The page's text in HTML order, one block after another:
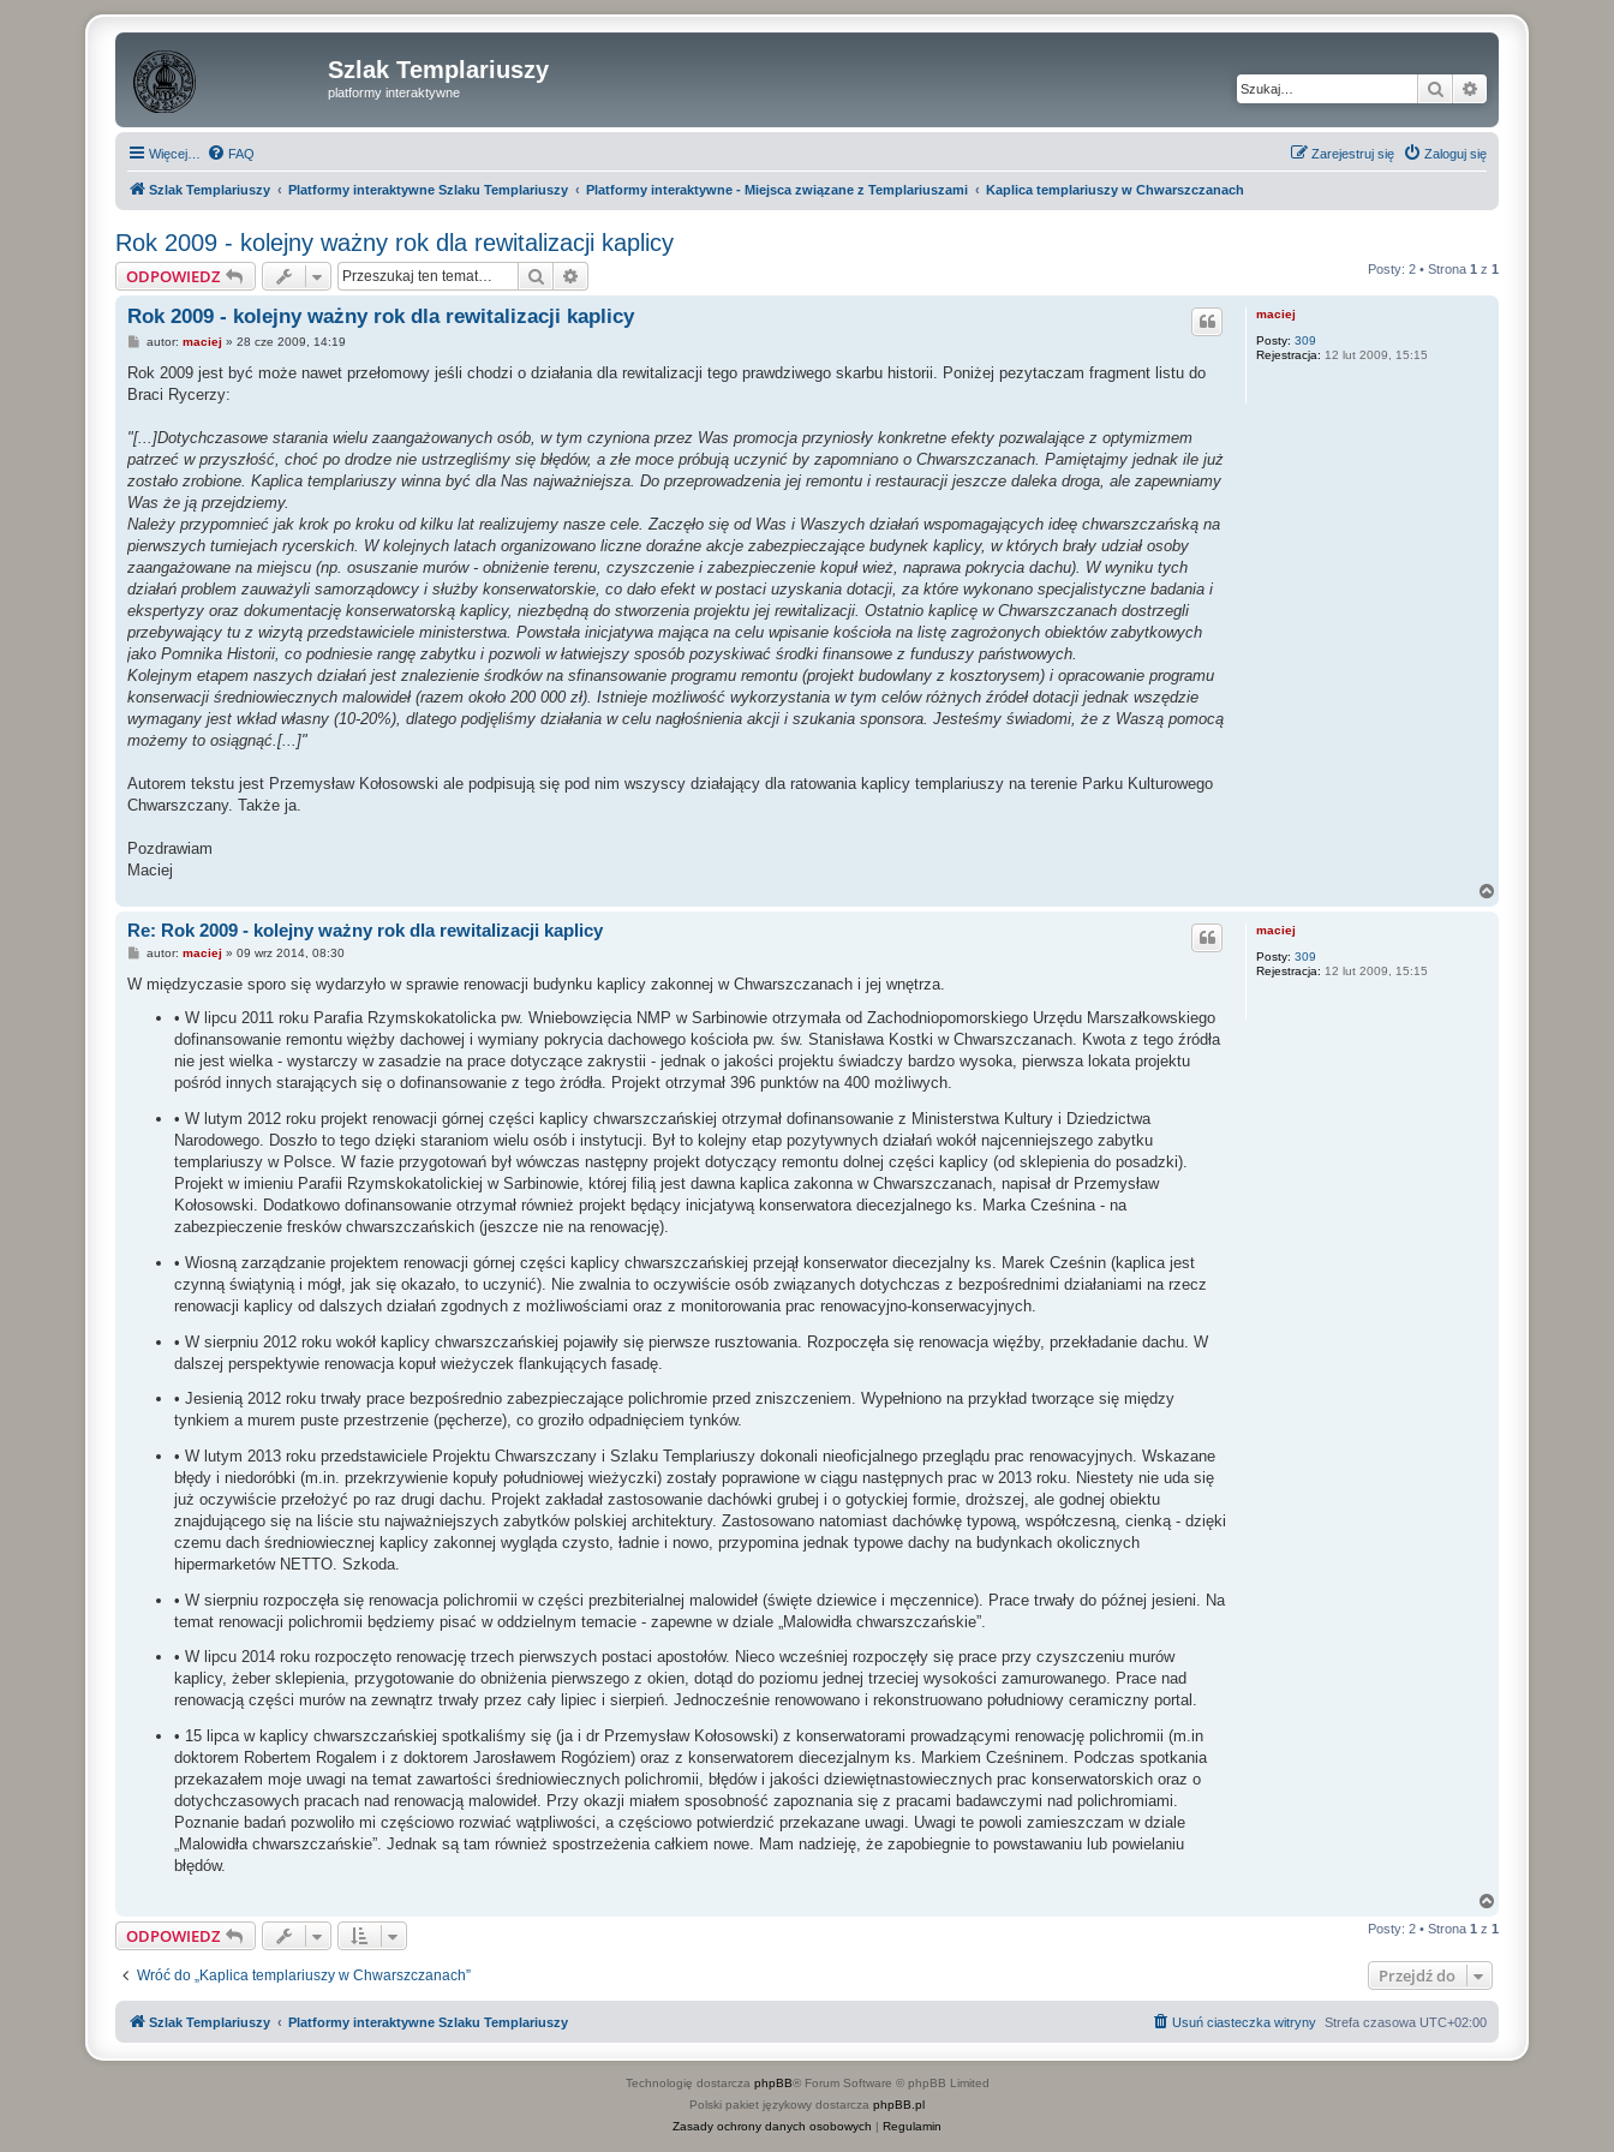
Szlak Templariuszy
platformy interaktywne Szukaj
Więcej… FAQ Zaloguj się
Zarejestruj się
Szlak Templariuszy Platformy interaktywne Szlaku Templariuszy Platformy interaktywne - Miejsca związane z Templariuszami Kaplica templariuszy w Chwarszczanach
Rok 2009 - kolejny ważny rok dla rewitalizacji kaplicy
ODPOWIEDZ Szukaj Posty: 2 • Strona 1 z 1
maciej
Posty: 309
Rejestracja: 12 lut 2009, 15:15
Rok 2009 - kolejny ważny rok dla rewitalizacji kaplicy
P
s
autor: maciej » 28 cze 2009, 14:19
Rok 2009 jest być może nawet przełomowy jeśli chodzi o działania dla rewitalizacji tego prawdziwego skarbu historii. Poniżej pezytaczam fragment listu do
Braci Rycerzy:
"[...]Dotychczasowe starania wielu zaangażowanych osób, w tym czyniona przez Was promocja przyniosły konkretne efekty pozwalające z optymizmem
patrzeć w przyszłość, choć po drodze nie ustrzegliśmy się błędów, a złe moce próbują uczynić by zapomniano o Chwarszczanach. Pamiętajmy jednak ile już
zostało zrobione. Kaplica templariuszy winna być dla Nas najważniejsza. Do przeprowadzenia jej remontu i restauracji jeszcze daleka droga, ale zapewniamy
Was że ją przejdziemy.
Należy przypomnieć jak krok po kroku od kilku lat realizujemy nasze cele. Zaczęło się od Was i Waszych działań wspomagających ideę chwarszczańską na
pierwszych turniejach rycerskich. W kolejnych latach organizowano liczne doraźne akcje zabezpieczające budynek kaplicy, w których brały udział osoby
zaangażowane na miejscu (np. osuszanie murów - obniżenie terenu, czyszczenie i zabezpieczenie kopuł wież, naprawa pokrycia dachu). W wyniku tych
działań problem zauważyli samorządowcy i służby konserwatorskie, co dało efekt w postaci uzyskania dotacji, za które wykonano specjalistyczne badania i
ekspertyzy oraz dokumentację konserwatorską kaplicy, niezbędną do stworzenia projektu jej rewitalizacji. Ostatnio kaplicę w Chwarszczanach dostrzegli
przebywający tu z wizytą przedstawiciele ministerstwa. Powstała inicjatywa mająca na celu wpisanie kościoła na listę zagrożonych obiektów zabytkowych
jako Pomnika Historii, co podniesie rangę zabytku i pozwoli w łatwiejszy sposób pozyskiwać środki finansowe z funduszy państwowych.
Kolejnym etapem naszych działań jest znalezienie środków na sfinansowanie programu remontu (projekt budowlany z kosztorysem) i opracowanie programu
konserwacji średniowiecznych malowideł (razem około 200 000 zł). Istnieje możliwość wykorzystania w tym celów różnych źródeł dotacji jednak wszędzie
wymagany jest wkład własny (10-20%), dlatego podjęliśmy działania w celu nagłośnienia akcji i szukania sponsora. Jesteśmy świadomi, że z Waszą pomocą
możemy to osiągnąć.[...]"
Autorem tekstu jest Przemysław Kołosowski ale podpisują się pod nim wszyscy działający dla ratowania kaplicy templariuszy na terenie Parku Kulturowego
Chwarszczany. Także ja.
Pozdrawiam
Maciej
maciej
Posty: 309
Rejestracja: 12 lut 2009, 15:15
Re: Rok 2009 - kolejny ważny rok dla rewitalizacji kaplicy
P
s
autor: maciej » 09 wrz 2014, 08:30
W międzyczasie sporo się wydarzyło w sprawie renowacji budynku kaplicy zakonnej w Chwarszczanach i jej wnętrza.
• W lipcu 2011 roku Parafia Rzymskokatolicka pw. Wniebowzięcia NMP w Sarbinowie otrzymała od Zachodniopomorskiego Urzędu Marszałkowskiego
dofinansowanie remontu więżby dachowej i wymiany pokrycia dachowego kościoła pw. św. Stanisława Kostki w Chwarszczanach. Kwota z tego źródła
nie jest wielka - wystarczy w zasadzie na prace dotyczące zakrystii - jednak o jakości projektu świadczy bardzo wysoka, pierwsza lokata projektu
pośród innych starających się o dofinansowanie z tego żródła. Projekt otrzymał 396 punktów na 400 możliwych.
• W lutym 2012 roku projekt renowacji górnej części kaplicy chwarszczańskiej otrzymał dofinansowanie z Ministerstwa Kultury i Dziedzictwa
Narodowego. Doszło to tego dzięki staraniom wielu osób i instytucji. Był to kolejny etap pozytywnych działań wokół najcenniejszego zabytku
templariuszy w Polsce. W fazie przygotowań był wówczas następny projekt dotyczący remontu dolnej części kaplicy (od sklepienia do posadzki).
Projekt w imieniu Parafii Rzymskokatolickiej w Sarbinowie, której filią jest dawna kaplica zakonna w Chwarszczanach, napisał dr Przemysław
Kołosowski. Dodatkowo dofinansowanie otrzymał również projekt będący inicjatywą konserwatora diecezjalnego ks. Marka Cześnina - na
zabezpieczenie fresków chwarszczańskich (jeszcze nie na renowację).
• Wiosną zarządzanie projektem renowacji górnej części kaplicy chwarszczańskiej przejął konserwator diecezjalny ks. Marek Cześnin (kaplica jest
czynną świątynią i mógł, jak się okazało, to uczynić). Nie zwalnia to oczywiście osób związanych dotychczas z bezpośrednimi działaniami na rzecz
renowacji kaplicy od dalszych działań zgodnych z możliwościami oraz z monitorowania prac renowacyjno-konserwacyjnych.
• W sierpniu 2012 roku wokół kaplicy chwarszczańskiej pojawiły się pierwsze rusztowania. Rozpoczęła się renowacja więźby, przekładanie dachu. W
dalszej perspektywie renowacja kopuł wieżyczek flankujących fasadę.
• Jesienią 2012 roku trwały prace bezpośrednio zabezpieczające polichromie przed zniszczeniem. Wypełniono na przykład tworzące się między
tynkiem a murem puste przestrzenie (pęcherze), co groziło odpadnięciem tynków.
• W lutym 2013 roku przedstawiciele Projektu Chwarszczany i Szlaku Templariuszy dokonali nieoficjalnego przeglądu prac renowacyjnych. Wskazane
błędy i niedoróbki (m.in. przekrzywienie kopuły południowej wieżyczki) zostały poprawione w ciągu następnych prac w 2013 roku. Niestety nie uda się
już oczywiście przełożyć po raz drugi dachu. Projekt zakładał zastosowanie dachówki grubej i o gotyckiej formie, droższej, ale godnej obiektu
znajdującego się na liście stu najważniejszych zabytków polskiej architektury. Zastosowano natomiast dachówkę typową, współczesną, cienką - dzięki
czemu dach średniowiecznej kaplicy zakonnej wygląda czysto, ładnie i nowo, przypomina jednak typowe dachy na budynkach okolicznych
hipermarketów NETTO. Szkoda.
• W sierpniu rozpoczęła się renowacja polichromii w części prezbiterialnej malowideł (święte dziewice i męczennice). Prace trwały do późnej jesieni. Na
temat renowacji polichromii będziemy pisać w oddzielnym temacie - zapewne w dziale „Malowidła chwarszczańskie”.
• W lipcu 2014 roku rozpoczęto renowację trzech pierwszych postaci apostołów. Nieco wcześniej rozpoczęły się prace przy czyszczeniu murów
kaplicy, żeber sklepienia, przygotowanie do obniżenia pierwszego z okien, dotąd do poziomu jednej trzeciej wysokości zamurowanego. Prace nad
renowacją części murów na zewnątrz trwały przez cały lipiec i sierpień. Jednocześnie renowowano i rekonstruowano południowy ceramiczny portal.
• 15 lipca w kaplicy chwarszczańskiej spotkaliśmy się (ja i dr Przemysław Kołosowski) z konserwatorami prowadzącymi renowację polichromii (m.in
doktorem Robertem Rogalem i z doktorem Jarosławem Rogóziem) oraz z konserwatorem diecezjalnym ks. Markiem Cześninem. Podczas spotkania
przekazałem moje uwagi na temat zawartości średniowiecznych polichromii, błędów i jakości dziewiętnastowiecznych prac konserwatorskich oraz o
dotychczasowych pracach nad renowacją malowideł. Przy okazji miałem sposobność zapoznania się z pracami badawczymi nad polichromiami.
Poznanie badań pozwoliło mi częściowo rozwiać wątpliwości, a częściowo potwierdzić przekazane uwagi. Uwagi te powoli zamieszczam w dziale
„Malowidła chwarszczańskie”. Jednak są tam również spostrzeżenia całkiem nowe. Mam nadzieję, że zapobiegnie to powstawaniu lub powielaniu
błędów.
g
ODPOWIEDZ Posty: 2 • Strona 1 z 1
Wróć do „Kaplica templariuszy w Chwarszczanach” Przejdź do
Szlak Templariuszy Platformy interaktywne Szlaku Templariuszy Strefa czasowa UTC+02:00
Usuń ciasteczka witryny
Technologię dostarcza phpBB® Forum Software © phpBB Limited
Polski pakiet językowy dostarcza phpBB.pl
Zasady ochrony danych osobowych | Regulamin